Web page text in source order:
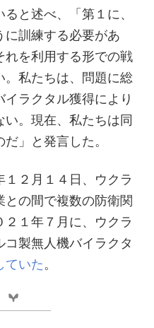
と述べ、「第１に、
に訓練する必要があ
れを利用する形での戦
。私たちは、問題に総
ラクタル獲得により
。現在、私たちは同
」と発言した。
２月１４日、ウクラ
との間で複数の防衛関
１年７月に、ウクラ
製無人機バイラクタ
ていた 。